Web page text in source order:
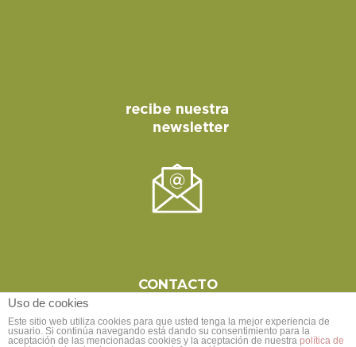
CONTACTO
Uso de cookies
Este sitio web utiliza cookies para que usted tenga la mejor experiencia de
usuario. Si continúa navegando está dando su consentimiento para la
aceptación de las mencionadas cookies y la aceptación de nuestra política de